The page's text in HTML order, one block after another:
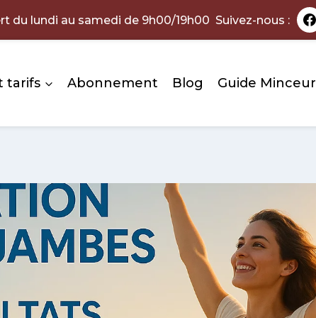
du lundi au samedi de 9h00/19h00 Suivez-nous :
tarifs Abonnement Blog Guide Minceur